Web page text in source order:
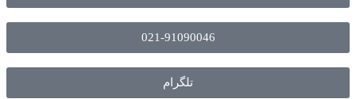
021-91090046
تلگرام